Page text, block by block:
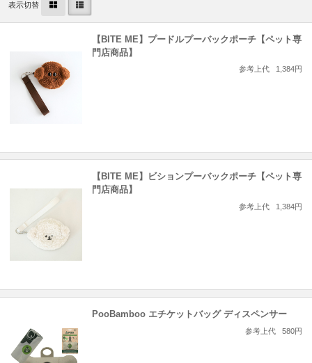
表示切替
【BITE ME】プードルプーバックポーチ【ペット専
門店商品】
参考上代 1,384円
【BITE ME】ビションプーバックポーチ【ペット専
門店商品】
参考上代 1,384円
PooBamboo エチケットバッグ ディスペンサー
参考上代 580円